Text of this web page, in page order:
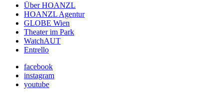
Über HOANZL
HOANZL Agentur
GLOBE Wien
Theater im Park
WatchAUT
Entrello
facebook
instagram
youtube